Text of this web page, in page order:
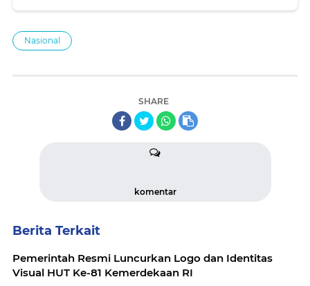
Nasional
SHARE
komentar
Berita Terkait
Pemerintah Resmi Luncurkan Logo dan Identitas
Visual HUT Ke-81 Kemerdekaan RI